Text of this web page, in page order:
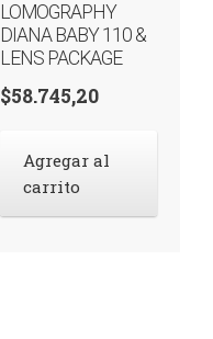
LOMOGRAPHY
DIANA BABY 110 &
LENS PACKAGE
$58.745,20
Agregar al
carrito